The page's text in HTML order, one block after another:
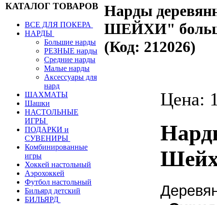
КАТАЛОГ ТОВАРОВ
ВСЕ ДЛЯ ПОКЕРА
НАРДЫ
Большие нарды
РЕЗНЫЕ нарды
Средние нарды
Малые нарды
Аксессуары для
нард
ШАХМАТЫ
Шашки
НАСТОЛЬНЫЕ
ИГРЫ
ПОДАРКИ и
СУВЕНИРЫ
Комбинированные
игры
Хоккей настольный
Аэрохоккей
Футбол настольный
Бильярд детский
БИЛЬЯРД
Нарды
ШЕЙХИ"
(Код: 212026)
Цена: